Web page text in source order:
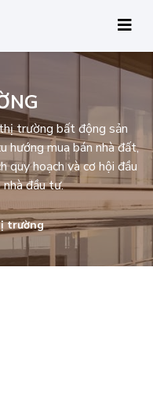
trường bất động sản
hướng mua bán nhà đất,
quy hoạch và cơ hội đầu
đầu tư.
trường